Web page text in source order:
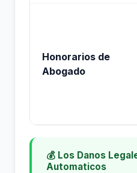
Honorarios de
Abogado
💰 Los Danos
Automaticos